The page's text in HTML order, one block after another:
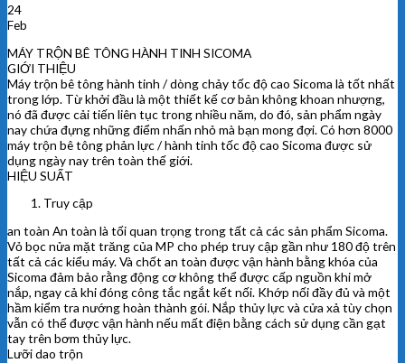
24
Feb
MÁY TRỘN BÊ TÔNG HÀNH TINH SICOMA
GIỚI THIỆU
Máy trộn bê tông hành tinh / dòng chảy tốc độ cao Sicoma là tốt nhất
trong lớp. Từ khởi đầu là một thiết kế cơ bản không khoan nhượng,
nó đã được cải tiến liên tục trong nhiều năm, do đó, sản phẩm ngày
nay chứa đựng những điểm nhấn nhỏ mà bạn mong đợi. Có hơn 8000
máy trộn bê tông phản lực / hành tinh tốc độ cao Sicoma được sử
dụng ngày nay trên toàn thế giới.
HIỆU SUẤT
Truy cập
an toàn An toàn là tối quan trọng trong tất cả các sản phẩm Sicoma.
Vỏ bọc nửa mặt trăng của MP cho phép truy cập gần như 180 độ trên
tất cả các kiểu máy. Và chốt an toàn được vận hành bằng khóa của
Sicoma đảm bảo rằng động cơ không thể được cấp nguồn khi mở
nắp, ngay cả khi đóng công tắc ngắt kết nối. Khớp nối đầy đủ và một
hầm kiểm tra nướng hoàn thành gói. Nắp thủy lực và cửa xả tùy chọn
vẫn có thể được vận hành nếu mất điện bằng cách sử dụng cần gạt
tay trên bơm thủy lực.
Lưỡi dao trộn